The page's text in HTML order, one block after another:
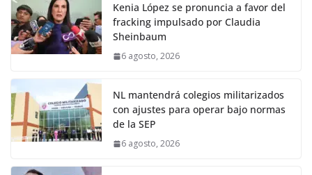
Kenia López se pronuncia a favor del
fracking impulsado por Claudia
Sheinbaum
6 agosto, 2026
NL mantendrá colegios militarizados
con ajustes para operar bajo normas
de la SEP
6 agosto, 2026